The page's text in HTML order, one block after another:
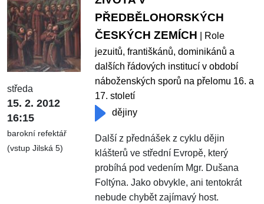
středa
15. 2. 2012
16:15
barokní refektář
(vstup Jilská 5)
PŘEDBĚLOHORSKÝCH
ČESKÝCH ZEMÍCH | Role
jezuitů, františkánů, dominikánů a
dalších řádových institucí v období
náboženských sporů na přelomu 16. a
17. století
dějiny
Další z přednášek z cyklu dějin
klášterů ve střední Evropě, který
probíhá pod vedením Mgr. Dušana
Foltýna. Jako obvykle, ani tentokrát
nebude chybět zajímavý host.